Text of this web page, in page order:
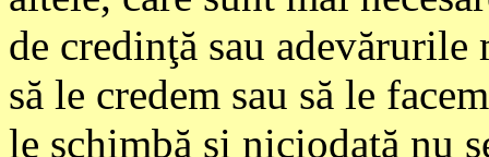
de credinţă sau
să le credem sau să le
le schimbă şi niciodată nu